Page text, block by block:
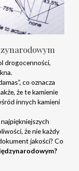
drogocenności,
co oznacza
że te kamienie
innych kamieni
że nie każdy
jakości? Co